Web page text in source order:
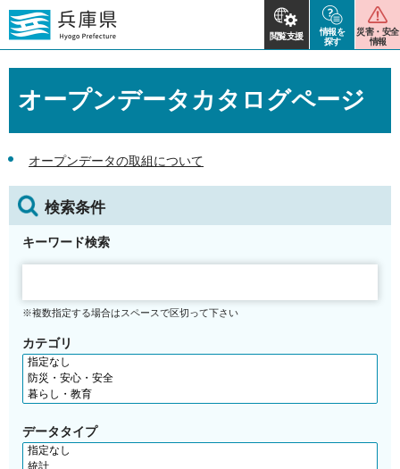
閲覧支援
情報を
探す
災害・安全
情報
オープンデータカタログページ
オープンデータの取組について
検索条件
キーワード検索
※複数指定する場合はスペースで区切って下さい
カテゴリ
データタイプ